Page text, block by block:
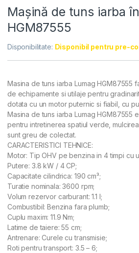
Mașină de tuns iarba
HGM87555
Disponibilitate: Disponibil pentru pre-
Masina de tuns iarba Lumag HGM87555
de echipamente si utilaje pentru
dotata cu un motor puternic si fiabil, cu
Masina de tuns iarba Lumag HGM87555
pentru intretinerea spatiul verde,
sunt greu de colectat.
CARACTERISTICI TEHNICE:
Motor: Tip OHV pe benzina in 4 timpi cu
Putere: 3.8 kW / 4 CP;
Capacitate cilindrica: 190 cm³;
Turatie nominala: 3600 rpm;
Volum rezervor carburant: 1.1 l;
Combustibil: Benzina fara plumb;
Cuplu maxim: 11.9 Nm;
Latime de taiere: 55 cm;
Antrenare: Curele cu transmisie;
Roti pentru transport: 3.5 – 6;